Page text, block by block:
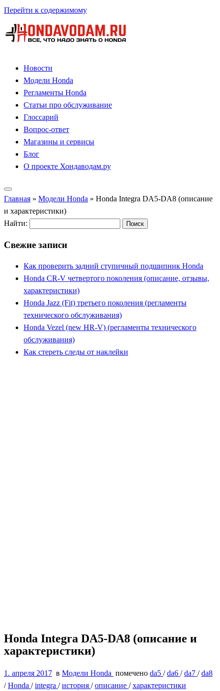
Перейти к содержимому
Новости
Модели Honda
Регламенты Honda
Статьи про обслуживание
Глоссарий
Вопрос-ответ
Магазины и сервисы
Блог
О проекте Хондаводам.ру
Главная » Модели Honda » Honda Integra DA5-DA8 (описание
и характеристики)
Найти:
Свежие записи
Как проверить задний ступичный подшипник Honda
Honda CR-V четвертого поколения (описание, отзывы,
характеристики)
Honda Jazz (Fit) третьего поколения (регламенты
технического обслуживания)
Honda Vezel (new HR-V) (регламенты технического
обслуживания)
Как стереть следы от наклейки
Honda Integra DA5-DA8 (описание и
характеристики)
1. апреля 2017 в Модели Honda помечено da5 /da6 /da7 /da8
/Honda /integra /история /описание /характеристики